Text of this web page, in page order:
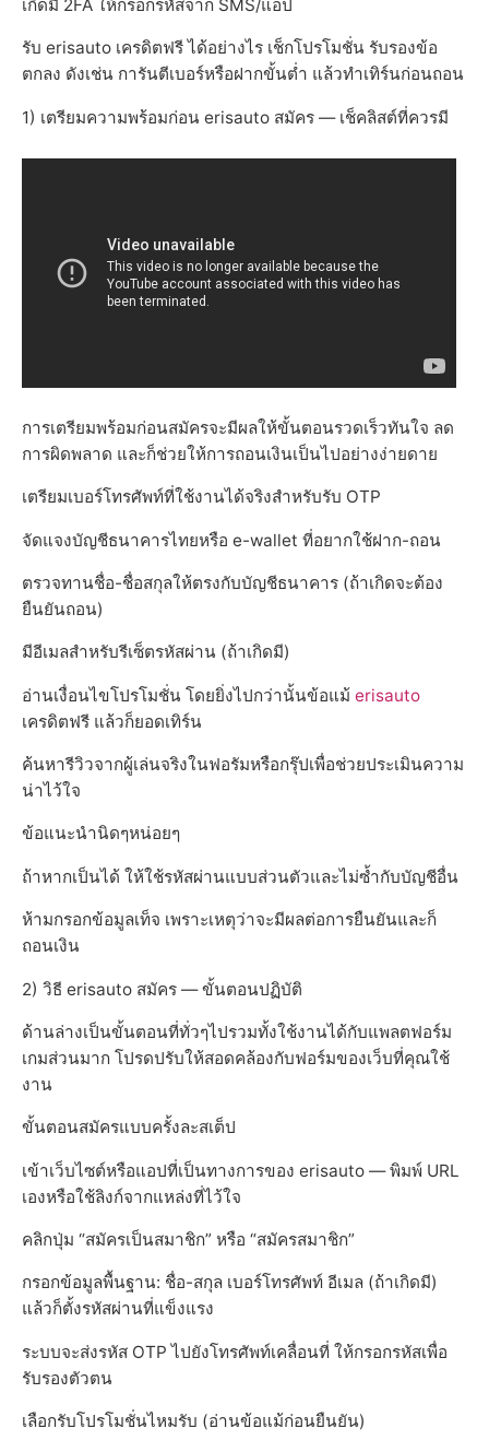
เกิดมี 2FA ให้กรอกรหัสจาก SMS/แอป
รับ erisauto เครดิตฟรี ได้อย่างไร เช็กโปรโมชั่น รับรองข้อ
ตกลง ดังเช่น การันตีเบอร์หรือฝากขั้นต่ำ แล้วทำเทิร์นก่อนถอน
1) เตรียมความพร้อมก่อน erisauto สมัคร — เช็คลิสต์ที่ควรมี
การเตรียมพร้อมก่อนสมัครจะมีผลให้ขั้นตอนรวดเร็วทันใจ ลด
การผิดพลาด และก็ช่วยให้การถอนเงินเป็นไปอย่างง่ายดาย
เตรียมเบอร์โทรศัพท์ที่ใช้งานได้จริงสำหรับรับ OTP
จัดแจงบัญชีธนาคารไทยหรือ e-wallet ที่อยากใช้ฝาก-ถอน
ตรวจทานชื่อ-ชื่อสกุลให้ตรงกับบัญชีธนาคาร (ถ้าเกิดจะต้อง
ยืนยันถอน)
มีอีเมลสำหรับรีเซ็ตรหัสผ่าน (ถ้าเกิดมี)
อ่านเงื่อนไขโปรโมชั่น โดยยิ่งไปกว่านั้นข้อแม้ erisauto
เครดิตฟรี แล้วก็ยอดเทิร์น
ค้นหารีวิวจากผู้เล่นจริงในฟอรัมหรือกรุ๊ปเพื่อช่วยประเมินความ
น่าไว้ใจ
ข้อแนะนำนิดๆหน่อยๆ
ถ้าหากเป็นได้ ให้ใช้รหัสผ่านแบบส่วนตัวและไม่ซ้ำกับบัญชีอื่น
ห้ามกรอกข้อมูลเท็จ เพราะเหตุว่าจะมีผลต่อการยืนยันและก็
ถอนเงิน
2) วิธี erisauto สมัคร — ขั้นตอนปฏิบัติ
ด้านล่างเป็นขั้นตอนที่ทั่วๆไปรวมทั้งใช้งานได้กับแพลตฟอร์ม
เกมส่วนมาก โปรดปรับให้สอดคล้องกับฟอร์มของเว็บที่คุณใช้
งาน
ขั้นตอนสมัครแบบครั้งละสเต็ป
เข้าเว็บไซต์หรือแอปที่เป็นทางการของ erisauto — พิมพ์ URL
เองหรือใช้ลิงก์จากแหล่งที่ไว้ใจ
คลิกปุ่ม “สมัครเป็นสมาชิก” หรือ “สมัครสมาชิก”
กรอกข้อมูลพื้นฐาน: ชื่อ-สกุล เบอร์โทรศัพท์ อีเมล (ถ้าเกิดมี)
แล้วก็ตั้งรหัสผ่านที่แข็งแรง
ระบบจะส่งรหัส OTP ไปยังโทรศัพท์เคลื่อนที่ ให้กรอกรหัสเพื่อ
รับรองตัวตน
เลือกรับโปรโมชั่นไหมรับ (อ่านข้อแม้ก่อนยืนยัน)